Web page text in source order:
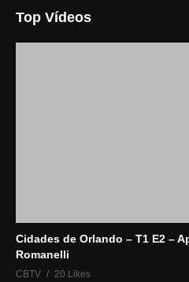
Top Vídeos
Cidades de Orlando – T1 E2 –
Romanelli
CBTV 20 Likes